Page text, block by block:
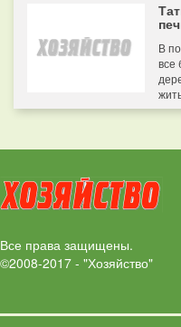
В
все
Все права защищены.
©2008-2017 - "Хозяйство"